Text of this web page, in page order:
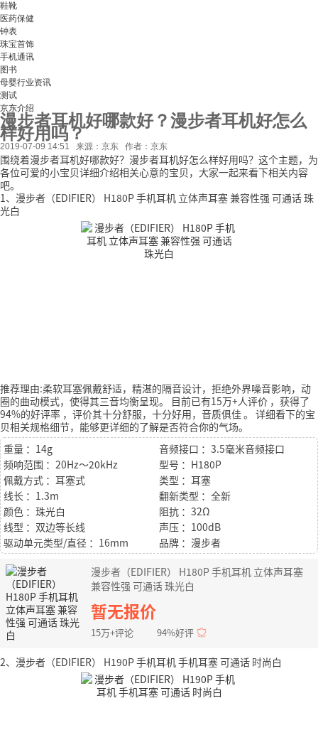
鞋靴
医药保健
钟表
珠宝首饰
手机通讯
图书
母婴行业资讯
测试
京东介绍
漫步者耳机好哪款好？漫步者耳机好怎么
样好用吗？
2019-07-09 14:51 来源：京东 作者：京东
围绕着漫步者耳机好哪款好？漫步者耳机好怎么样好用吗？这个主题，为
各位可爱的小宝贝详细介绍相关心意的宝贝，大家一起来看下相关内容
吧。
1、漫步者（EDIFIER） H180P 手机耳机 立体声耳塞 兼容性强 可通话 珠
光白
推荐理由:柔软耳塞佩戴舒适，精湛的隔音设计，拒绝外界噪音影响，动
圈的曲动模式，使得其三音均衡呈现。
目前已有15万+人评价 ，获得了
94%的好评率 ，评价其十分舒服，十分好用，音质俱佳。 详细看下的宝
贝相关规格细节，能够更详细的了解是否符合你的气场。
重量 ：14g
音频接口 ：3.5毫米音频接口
频响范围 ：20Hz～20kHz
型号 ：H180P
佩戴方式 ：耳塞式
类型 ：耳塞
线长 ：1.3m
翻新类型 ：全新
颜色 ：珠光白
阻抗 ：32Ω
线型 ：双边等长线
声压 ：100dB
驱动单元类型/直径 ：16mm
品牌 ：漫步者
漫步者（EDIFIER） H180P 手机耳机 立体声耳塞
兼容性强 可通话 珠光白
暂无报价
15万+评论 94%好评
2、漫步者（EDIFIER） H190P 手机耳机 手机耳塞 可通话 时尚白